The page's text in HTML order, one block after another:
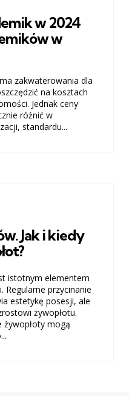
w 2024
w
zakwaterowania dla
na kosztach
Jednak ceny
różnić w
standardu...
Jak i kiedy
istotnym elementem
Regularne przycinanie
estetykę posesji, ale
żywopłotu.
żywopłoty mogą